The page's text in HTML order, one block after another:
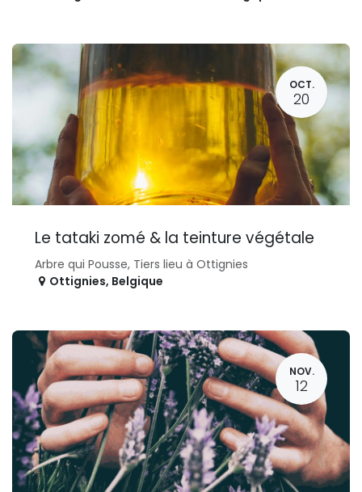
OCT.
20
Le tataki zomé & la teinture végétale
Arbre qui Pousse, Tiers lieu à Ottignies
Ottignies, Belgique
NOV.
12